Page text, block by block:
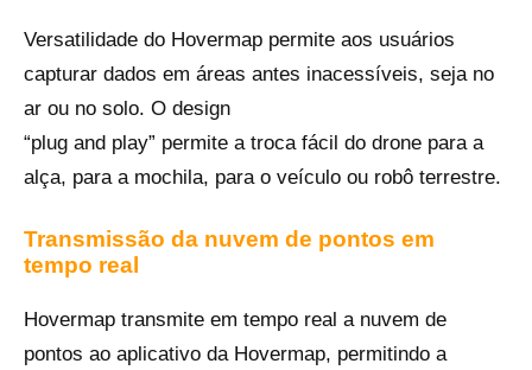
Versatilidade do Hovermap permite aos usuários
capturar dados em áreas antes inacessíveis, seja no
ar ou no solo. O design
“plug and play” permite a troca fácil do drone para a
alça, para a mochila, para o veículo ou robô terrestre.
Transmissão da nuvem de pontos em
tempo real
Hovermap transmite em tempo real a nuvem de
pontos ao aplicativo da Hovermap, permitindo a